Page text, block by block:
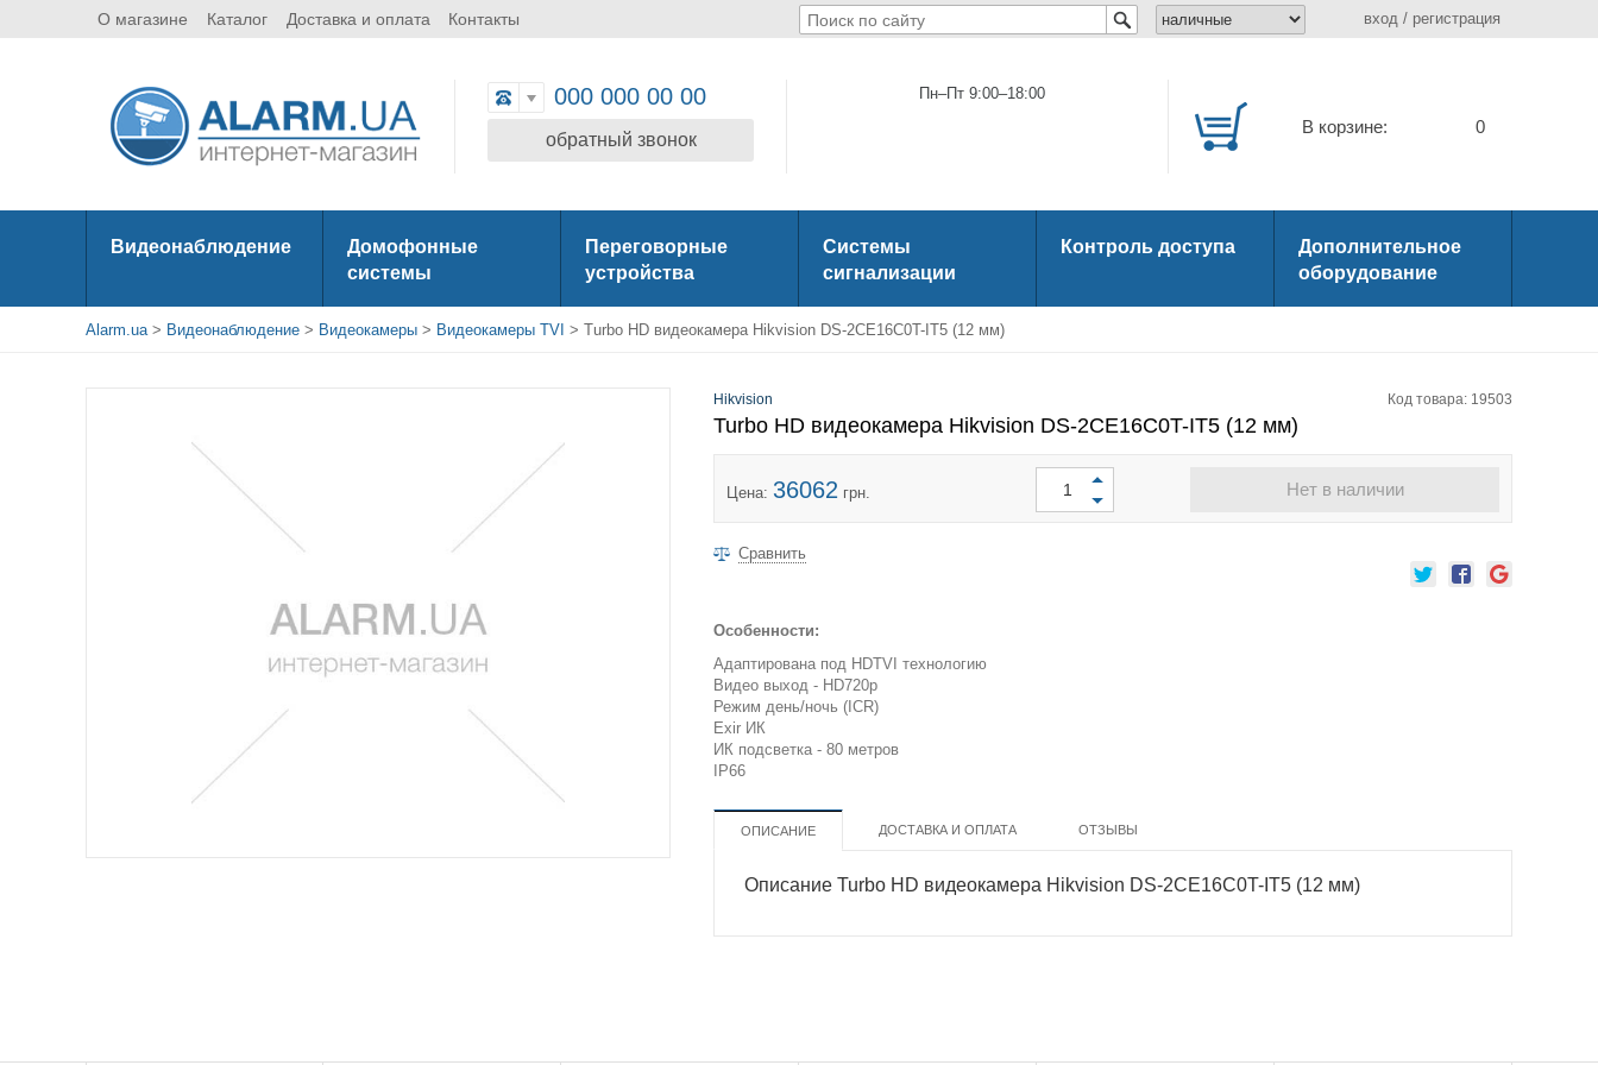
О магазине Каталог Доставка и оплата Контакты вход / регистрация
000 000 00 00
обратный звонок
Пн–Пт 9:00–18:00
В корзине: 0
Видеонаблюдение
Домофонные
системы
Переговорные
устройства
Системы
сигнализации
Контроль доступа
Дополнительное
оборудование
Alarm.ua> Видеонаблюдение > Видеокамеры > Видеокамеры TVI > Turbo HD видеокамера Hikvision DS-2CE16C0T-IT5 (12 мм)
Hikvision Код товара: 19503
Turbo HD видеокамера Hikvision DS-2CE16C0T-IT5 (12 мм)
Цена: 36062 грн. Нет в наличии
Сравнить
Особенности:
Адаптирована под HDTVI технологию
Видео выход - HD720p
Режим день/ночь (ICR)
Exir ИК
ИК подсветка - 80 метров
IP66
ОПИСАНИЕ ДОСТАВКА И ОПЛАТА ОТЗЫВЫ
Описание Turbo HD видеокамера Hikvision DS-2CE16C0T-IT5 (12 мм)